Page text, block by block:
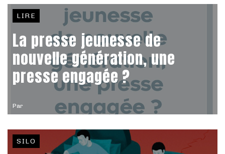
Par
LIRE
La presse jeunesse de
nouvelle génération, une
presse engagée ?
SILO